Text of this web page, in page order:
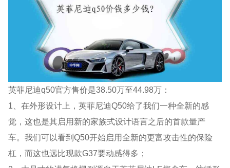
英菲尼迪q50官方售价是38.50万至44.98万：
1、在外形设计上，英菲尼迪Q50给了我们一种全新的感
觉，这也是其启用新的家族式设计语言之后的首款量产
车。我们可以看到Q50开始启用全新的更富攻击性的保险
杠，而这也远比现款G37要动感得多；